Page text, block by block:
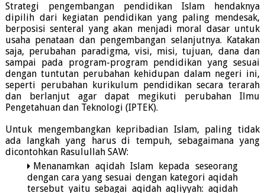
Strategi pengembangan pendidikan Islam hendaknya
dipilih dari kegiatan pendidikan yang paling mendesak,
berposisi senteral yang akan menjadi moral dasar untuk
usaha penataan dan pengembangan selanjutnya. Katakan
saja, perubahan paradigma, visi, misi, tujuan, dana dan
sampai pada program-program pendidikan yang sesuai
dengan tuntutan perubahan kehidupan dalam negeri ini,
seperti perubahan kurikulum pendidikan secara terarah
dan berlanjut agar dapat megikuti perubahan Ilmu
Pengetahuan dan Teknologi (IPTEK).
Untuk mengembangkan kepribadian Islam, paling tidak
ada langkah yang harus di tempuh, sebagaimana yang
dicontohkan Rasulullah SAW:
Menanamkan aqidah Islam kepada seseorang
dengan cara yang sesuai dengan kategori aqidah
tersebut yaitu sebagai aqidah aqliyyah: aqidah